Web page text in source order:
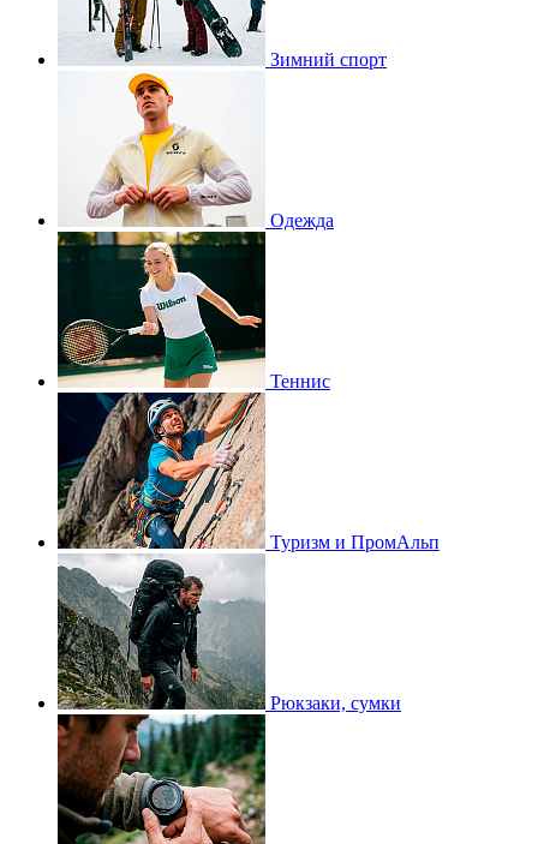
Зимний спорт
Одежда
Теннис
Туризм и ПромАльп
Рюкзаки, сумки